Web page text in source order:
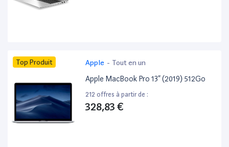
Top Produit Apple - Tout en un
Apple MacBook Pro 13” (2019) 512Go
212 offres à partir de :
328,83 €